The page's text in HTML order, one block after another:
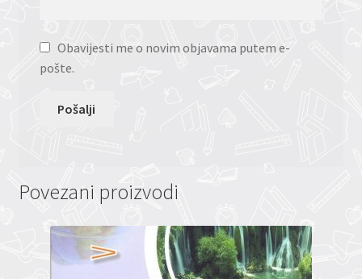
Obavijesti me o novim objavama putem e-
pošte.
Povezani proizvodi